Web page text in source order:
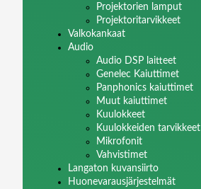
Projektorien lamput
Projektoritarvikkeet
Valkokankaat
Audio
Audio DSP laitteet
Genelec Kaiuttimet
Panphonics kaiuttimet
Muut kaiuttimet
Kuulokkeet
Kuulokkeiden tarvikkeet
Mikrofonit
Vahvistimet
Langaton kuvansiirto
Huonevarausjärjestelmät